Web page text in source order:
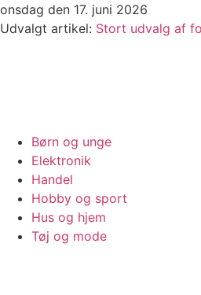
Videre
til
onsdag den 17. juni 2026
Udvalgt artikel: Stort udvalg af
Børn og unge
Elektronik
Handel
Hobby og sport
Hus og hjem
Tøj og mode